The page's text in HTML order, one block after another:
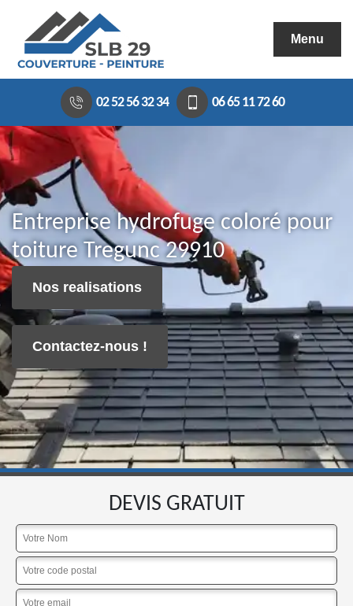
Menu
02 52 56 32 34 06 65 11 72 60
Entreprise hydrofuge coloré pour
toiture Tregunc 29910
Nos realisations
Contactez-nous !
DEVIS GRATUIT